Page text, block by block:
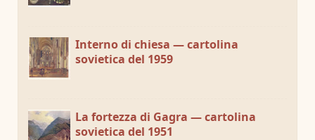
Interno di chiesa — cartolina
sovietica del 1959
La fortezza di Gagra — cartolina
sovietica del 1951